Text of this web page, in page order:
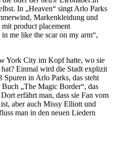
In „Heaven“ singt Arlo Parks
Markenkleidung und
product placement
me like the scar on my arm“,
York City im Kopf hatte, wo sie
Einmal wird die Stadt explizit
in Arlo Parks, das steht
„The Magic Border“, das
erfährt man, dass sie Fan vom
aber auch Missy Elliott und
man in den neuen Liedern